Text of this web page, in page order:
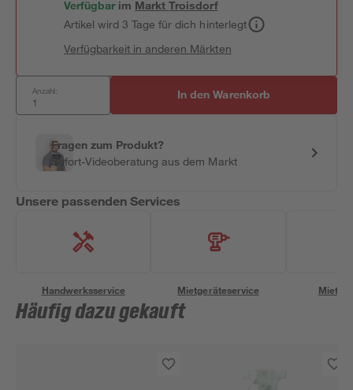
Verfügbar im MarktTroisdorf
Artikel wird 3 Tage für dich hinterlegt
Verfügbarkeit in anderen Märkten
Anzahl: In den Warenkorb
Fragen zum Produkt?
Sofort-Videoberatung aus dem Markt
Unsere passenden Services
Handwerksservice Mietgeräteservice
Häufig dazu gekauft